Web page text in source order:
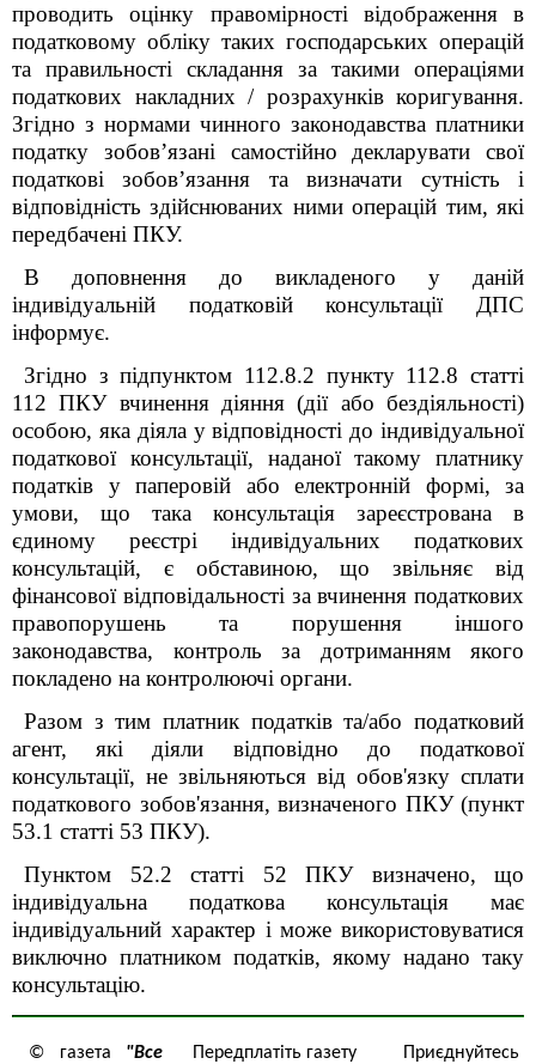
проводить оцінку правомірності відображення в
податковому обліку таких господарських операцій
та правильності складання за такими операціями
податкових накладних / розрахунків коригування.
Згідно з нормами чинного законодавства платники
податку зобов’язані самостійно декларувати свої
податкові зобов’язання та визначати сутність і
відповідність здійснюваних ними операцій тим, які
передбачені ПКУ.
В доповнення до викладеного у даній
індивідуальній податковій консультації ДПС
інформує.
Згідно з підпунктом 112.8.2 пункту 112.8 статті
112 ПКУ вчинення діяння (дії або бездіяльності)
особою, яка діяла у відповідності до індивідуальної
податкової консультації, наданої такому платнику
податків у паперовій або електронній формі, за
умови, що така консультація зареєстрована в
єдиному реєстрі індивідуальних податкових
консультацій, є обставиною, що звільняє від
фінансової відповідальності за вчинення податкових
правопорушень та порушення іншого
законодавства, контроль за дотриманням якого
покладено на контролюючі органи.
Разом з тим платник податків та/або податковий
агент, які діяли відповідно до податкової
консультації, не звільняються від обов'язку сплати
податкового зобов'язання, визначеного ПКУ (пункт
53.1 статті 53 ПКУ).
Пунктом 52.2 статті 52 ПКУ визначено, що
індивідуальна податкова консультація має
індивідуальний характер і може використовуватися
виключно платником податків, якому надано таку
консультацію.
© газета "Все
Передплатіть газету
Приєднуйтесь